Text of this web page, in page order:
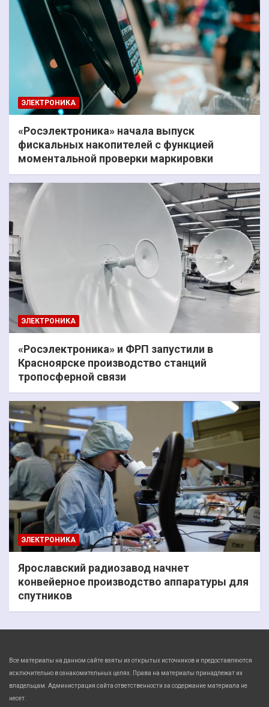
ЭЛЕКТРОНИКА
«Росэлектроника» начала выпуск
фискальных накопителей с функцией
моментальной проверки маркировки
ЭЛЕКТРОНИКА
«Росэлектроника» и ФРП запустили в
Красноярске производство станций
тропосферной связи
ЭЛЕКТРОНИКА
Ярославский радиозавод начнет
конвейерное производство аппаратуры для
спутников
Все материалы на данном сайте взяты из открытых источников и предоставляются
исключительно в ознакомительных целях. Права на материалы принадлежат их
владельцам. Администрация сайта ответственности за содержание материала не
несет.